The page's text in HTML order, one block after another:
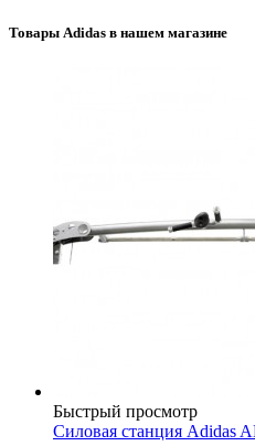
Товары Adidas в нашем магазине
Быстрый просмотр
Силовая станция Adidas